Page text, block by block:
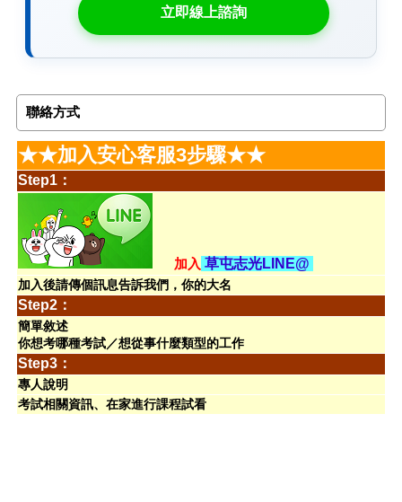
立即線上諮詢
聯絡方式
★★加入安心客服3步驟★★
Step1：
加入 草屯志光LINE@
加入後請傳個訊息告訴我們，你的大名
Step2：
簡單敘述
你想考哪種考試／想從事什麼類型的工作
Step3：
專人說明
考試相關資訊、在家進行課程試看